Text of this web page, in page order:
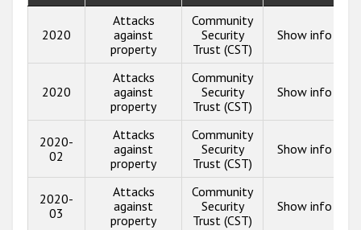
2020
Attacks
against
property
Community
Security
Trust (CST)
Show info
2020
Attacks
against
property
Community
Security
Trust (CST)
Show info
2020-
02
Attacks
against
property
Community
Security
Trust (CST)
Show info
2020-
03
Attacks
against
property
Community
Security
Trust (CST)
Show info